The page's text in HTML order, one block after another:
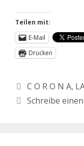
Teilen mit:
E-Mail
Drucken
C O R O N A,
Schreibe